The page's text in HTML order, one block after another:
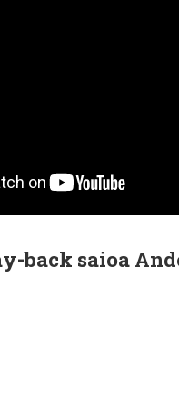
back saioa